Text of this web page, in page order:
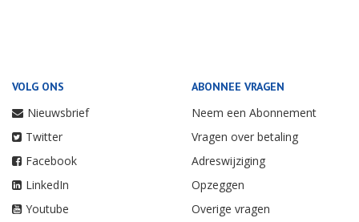
VOLG ONS
Nieuwsbrief
Twitter
Facebook
LinkedIn
Youtube
ABONNEE VRAGEN
Neem een Abonnement
Vragen over betaling
Adreswijziging
Opzeggen
Overige vragen